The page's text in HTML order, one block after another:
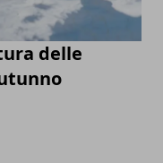
delle